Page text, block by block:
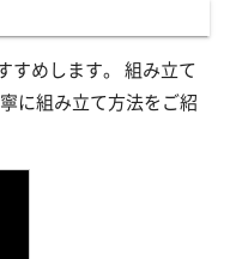
すめします。 組み立て
に組み立て方法をご紹